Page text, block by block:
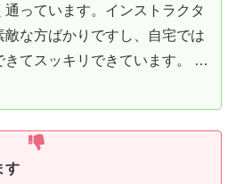
っています。インストラクタ
な方ばかりですし、自宅では
きてスッキリできています。 …
す